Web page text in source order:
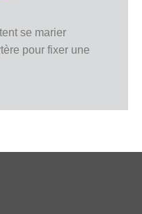
se marier
pour fixer une